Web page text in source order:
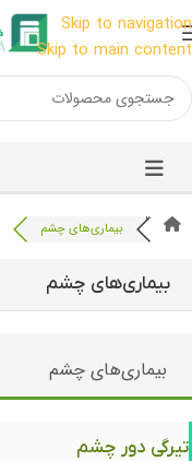
Skip to navigation
Skip to main content
بیماری‌های چشم
بیماری‌های چشم
بیماری‌های چشم
تیرگی دور چشم